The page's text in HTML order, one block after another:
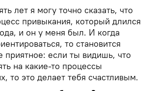
лет я могу точно сказать, что
привыкания, который длился
и он у меня был. И когда
то становится
если ты видишь, что
на какие-то процессы
то это делает тебя счастливым.